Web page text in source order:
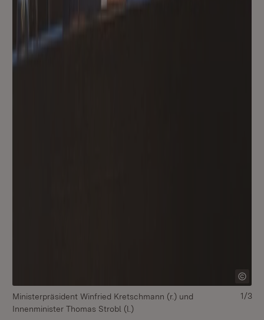
Ministerpräsident Winfried Kretschmann (r.) und
Innenminister Thomas Strobl (l.)
1/3